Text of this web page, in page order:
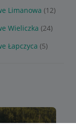
Limanowa (12)
Wieliczka (24)
Łapczyca (5)